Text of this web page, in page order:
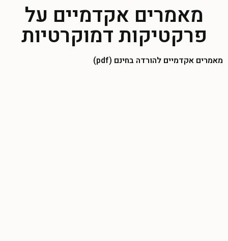
מאמרים אקדמיים על
פרקטיקות דמוקרטיות
מאמרים אקדמיים להורדה בחינם (pdf)